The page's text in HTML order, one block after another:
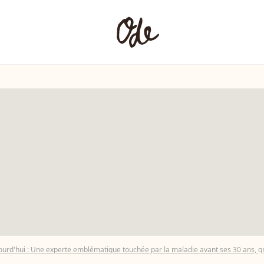
: Une experte emblématique touchée par la maladie avant ses 30 ans,